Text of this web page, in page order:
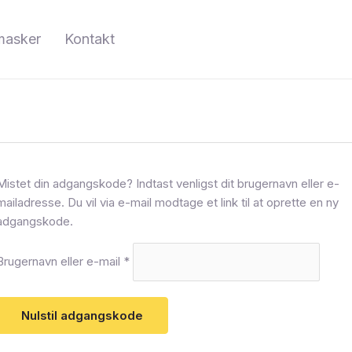
Kontakt
din adgangskode? Indtast venligst dit brugernavn eller e-
Du vil via e-mail modtage et link til at oprette en ny
eller e-mail *
Nulstil adgangskode